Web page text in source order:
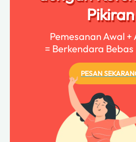
Pikiran
Pemesanan Awal +
= Berkendara
PESAN